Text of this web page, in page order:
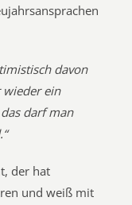
davon
wieder ein
das darf man
der hat
und weiß mit